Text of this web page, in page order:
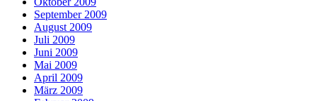
September 2009
August 2009
Juli 2009
Juni 2009
Mai 2009
April 2009
März 2009